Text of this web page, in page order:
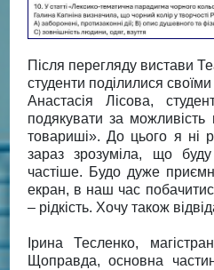
Після перегляду вистави
студенти поділилися
Анастасія Лісова,
подякувати за можливість
товариші». До цього я ні
зараз зрозуміла, що
частіше. Будо дуже
екран, в наш час
– рідкість. Хочу також
Ірина Тесленко,
Щоправда, основна